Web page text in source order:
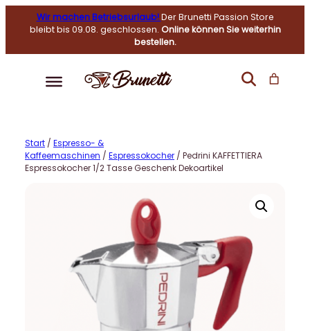
Wir machen Betriebsurlaub!Der Brunetti Passion Store
bleibt bis 09.08. geschlossen. Online können Sie weiterhin
bestellen.
Start / Espresso- &
Kaffeemaschinen / Espressokocher / Pedrini KAFFETTIERA
Espressokocher 1/2 Tasse Geschenk Dekoartikel